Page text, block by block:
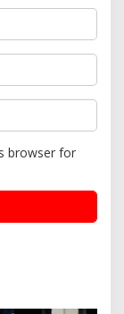
browser for